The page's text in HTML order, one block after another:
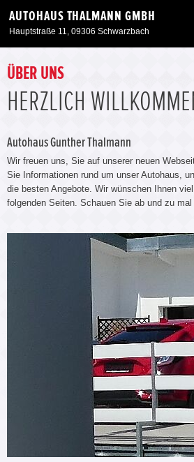
AUTOHAUS THALMANN GMBH
Hauptstraße 11, 09306 Schwarzbach
Neuwagen
Gebrauchtwagen
Service & Zubehör
Unser Autohaus
ÜBER UNS
HERZLICH
Autohaus Gunther Thalmann
Wir freuen uns, Sie auf unserer neuen
Sie Informationen rund um unser Autohaus,
die besten Angebote. Wir wünschen Ihnen
folgenden Seiten. Schauen Sie ab und zu